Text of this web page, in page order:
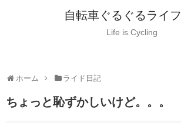
自転車ぐるぐるライフ
Life is Cycling
ホーム ライド日記
ちょっと恥ずかしいけど。。。